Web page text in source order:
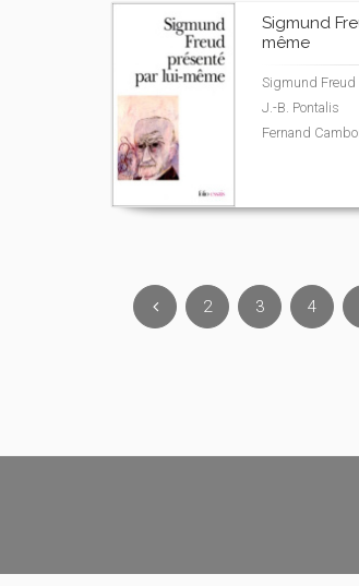
Sigmund
même
Sigmund Freud
J.-B. Pontalis
Fernand
2 3 4